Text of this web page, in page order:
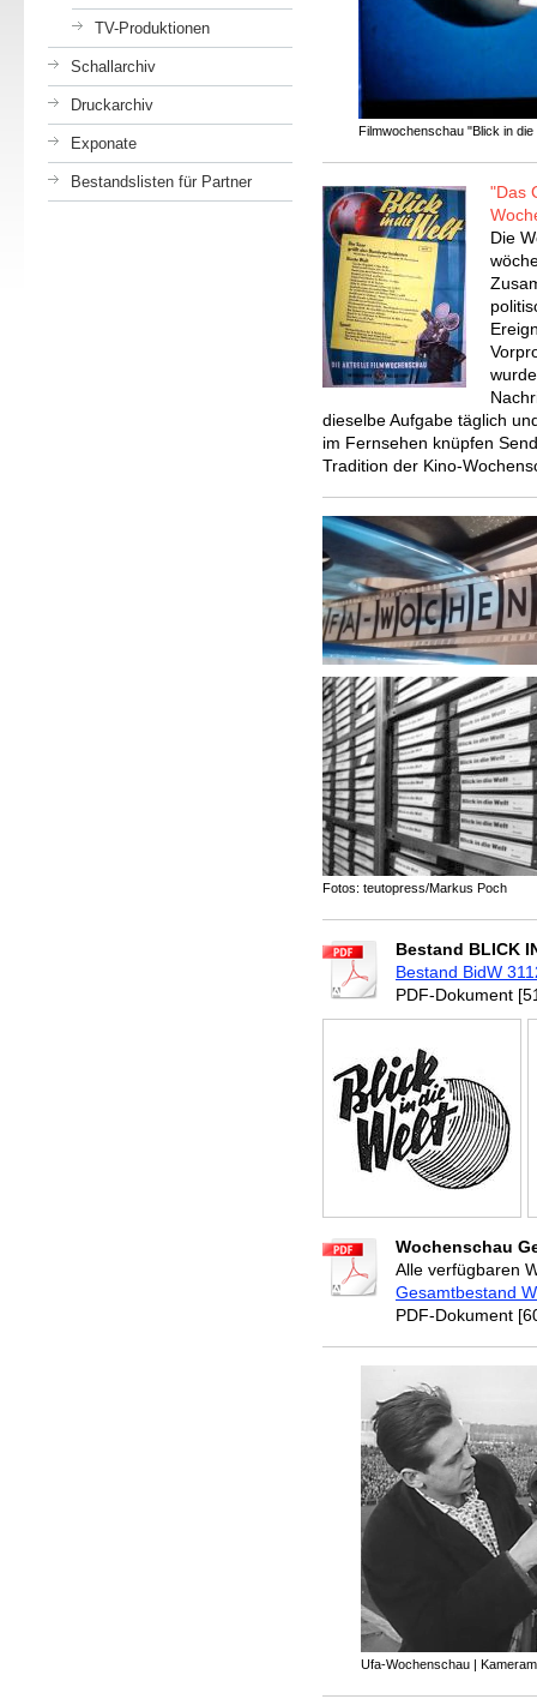
TV-Produktionen
Schallarchiv
Druckarchiv
Exponate
Bestandslisten für Partner
Filmwochenschau "Blick in die
"Das
Die
dieselbe Aufgabe täglich
im Fernsehen knüpfen
Tradition der Kino-
Fotos: teutopress/Markus Poch
Bestand BLICK
Bestand BidW
PDF-Dokument
Wochenschau
Alle verfügbaren
Gesamtbestand
PDF-Dokument
Ufa-Wochenschau |